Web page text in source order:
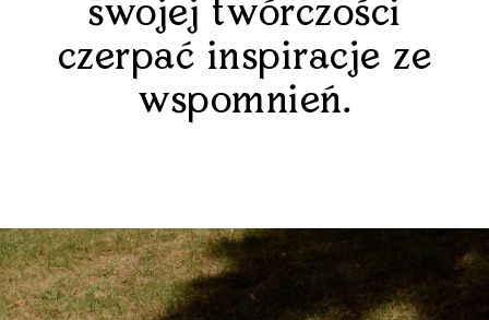
swojej twórczości
czerpać inspiracje ze
wspomnień.